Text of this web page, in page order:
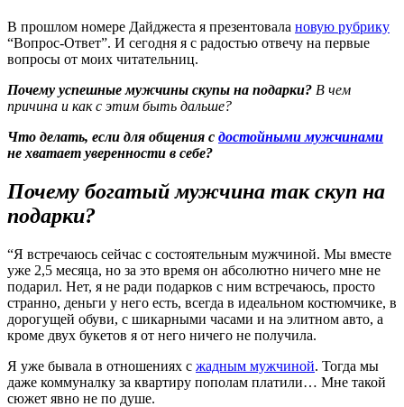
В прошлом номере Дайджеста я презентовала новую рубрику
“Вопрос-Ответ”. И сегодня я с радостью отвечу на первые
вопросы от моих читательниц.
Почему успешные мужчины скупы на подарки? В чем
причина и как с этим быть дальше?
Что делать, если для общения с достойными мужчинами
не хватает уверенности в себе?
Почему богатый мужчина так скуп на
подарки?
“Я встречаюсь сейчас с состоятельным мужчиной. Мы вместе
уже 2,5 месяца, но за это время он абсолютно ничего мне не
подарил. Нет, я не ради подарков с ним встречаюсь, просто
странно, деньги у него есть, всегда в идеальном костюмчике, в
дорогущей обуви, с шикарными часами и на элитном авто, а
кроме двух букетов я от него ничего не получила.
Я уже бывала в отношениях с жадным мужчиной. Тогда мы
даже коммуналку за квартиру пополам платили… Мне такой
сюжет явно не по душе.